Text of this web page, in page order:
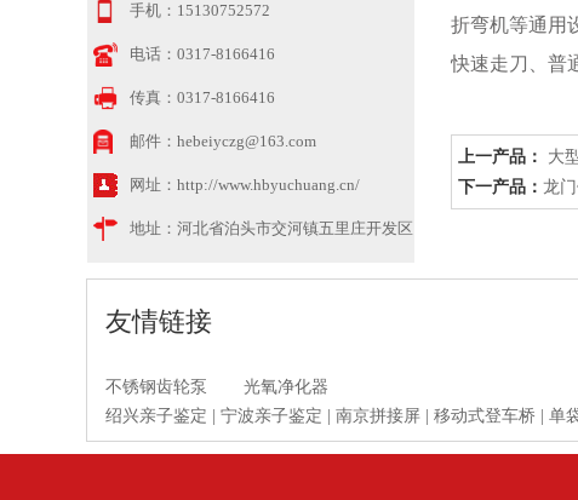
手机： 15130752572
电话： 0317-8166416
传真： 0317-8166416
邮件： hebeiyczg@163.com
网址： http://www.hbyuchuang.cn/
地址： 河北省泊头市交河镇五里庄开发区
折弯机等通用
快速走刀、普
上一产品：
大
下一产品： 龙
友情链接
不锈钢齿轮泵
光氧净化器
绍兴亲子鉴定
宁波亲子鉴定 南京拼接屏 移动式登车桥 单